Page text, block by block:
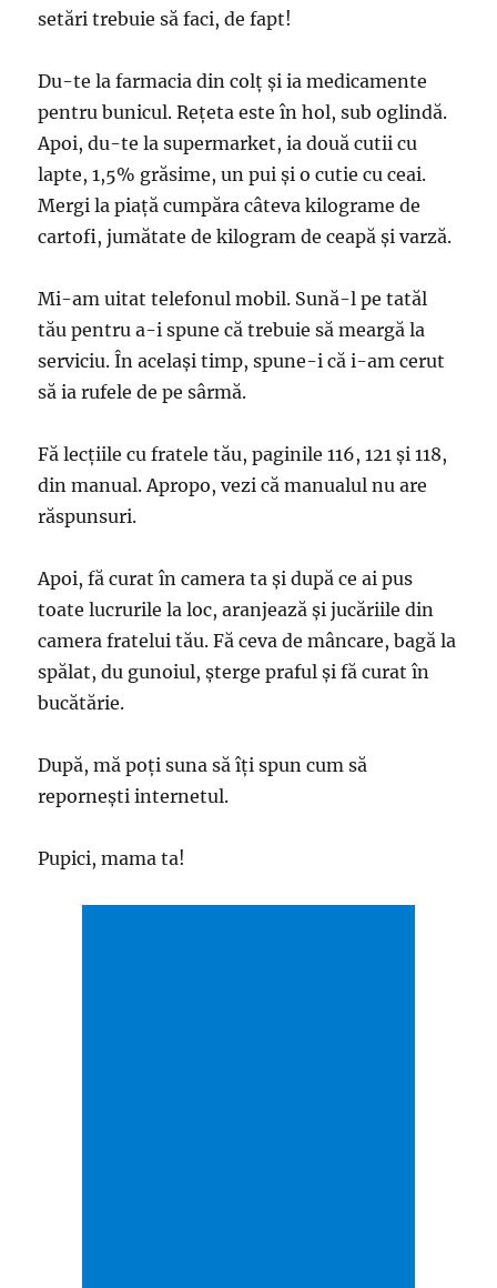
setări trebuie să faci, de fapt!
Du-te la farmacia din colț și ia medicamente
pentru bunicul. Rețeta este în hol, sub oglindă.
Apoi, du-te la supermarket, ia două cutii cu
lapte, 1,5% grăsime, un pui și o cutie cu ceai.
Mergi la piață cumpăra câteva kilograme de
cartofi, jumătate de kilogram de ceapă și varză.
Mi-am uitat telefonul mobil. Sună-l pe tatăl
tău pentru a-i spune că trebuie să meargă la
serviciu. În același timp, spune-i că i-am cerut
să ia rufele de pe sârmă.
Fă lecțiile cu fratele tău, paginile 116, 121 și 118,
din manual. Apropo, vezi că manualul nu are
răspunsuri.
Apoi, fă curat în camera ta și după ce ai pus
toate lucrurile la loc, aranjează și jucăriile din
camera fratelui tău. Fă ceva de mâncare, bagă la
spălat, du gunoiul, șterge praful și fă curat în
bucătărie.
După, mă poți suna să îți spun cum să
repornești internetul.
Pupici, mama ta!